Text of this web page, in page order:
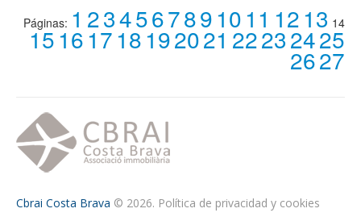
Páginas: 1 234567891011 1213 14
15161718192021 22232425
2627
Cbrai Costa Brava © 2026. Política de privacidad y cookies